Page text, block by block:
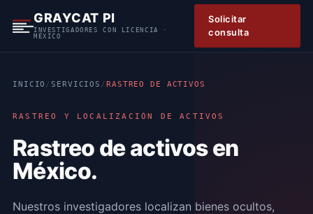
GRAYCAT PI
INVESTIGADORES CON LICENCIA ·
MÉXICO
Solicitar
consulta
INICIO /SERVICIOS /RASTREO DE ACTIVOS
RASTREO Y LOCALIZACIÓN DE ACTIVOS
Rastreo de activos en
México.
Nuestros investigadores localizan bienes ocultos,